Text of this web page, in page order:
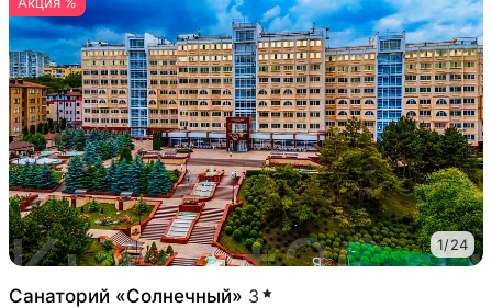
1/24
Санаторий «Солнечный» 3